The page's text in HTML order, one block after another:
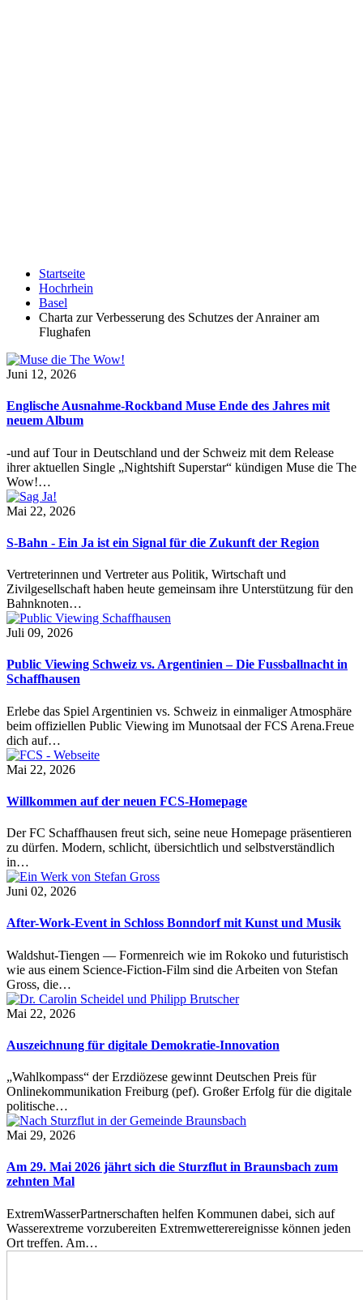
Startseite
Hochrhein
Basel
Charta zur Verbesserung des Schutzes der Anrainer am
Flughafen
Juni 12, 2026
Englische Ausnahme-Rockband Muse Ende des Jahres mit
neuem Album
-und auf Tour in Deutschland und der Schweiz mit dem Release
ihrer aktuellen Single „Nightshift Superstar“ kündigen Muse die The
Wow!…
Mai 22, 2026
S-Bahn - Ein Ja ist ein Signal für die Zukunft der Region
Vertreterinnen und Vertreter aus Politik, Wirtschaft und
Zivilgesellschaft haben heute gemeinsam ihre Unterstützung für den
Bahnknoten…
Juli 09, 2026
Public Viewing Schweiz vs. Argentinien – Die Fussballnacht in
Schaffhausen
Erlebe das Spiel Argentinien vs. Schweiz in einmaliger Atmosphäre
beim offiziellen Public Viewing im Munotsaal der FCS Arena.Freue
dich auf…
Mai 22, 2026
Willkommen auf der neuen FCS-Homepage
Der FC Schaffhausen freut sich, seine neue Homepage präsentieren
zu dürfen. Modern, schlicht, übersichtlich und selbstverständlich
in…
Juni 02, 2026
After-Work-Event in Schloss Bonndorf mit Kunst und Musik
Waldshut-Tiengen — Formenreich wie im Rokoko und futuristisch
wie aus einem Science-Fiction-Film sind die Arbeiten von Stefan
Gross, die…
Mai 22, 2026
Auszeichnung für digitale Demokratie-Innovation
„Wahlkompass“ der Erzdiözese gewinnt Deutschen Preis für
Onlinekommunikation Freiburg (pef). Großer Erfolg für die digitale
politische…
Mai 29, 2026
Am 29. Mai 2026 jährt sich die Sturzflut in Braunsbach zum
zehnten Mal
ExtremWasserPartnerschaften helfen Kommunen dabei, sich auf
Wasserextreme vorzubereiten Extremwetterereignisse können jeden
Ort treffen. Am…